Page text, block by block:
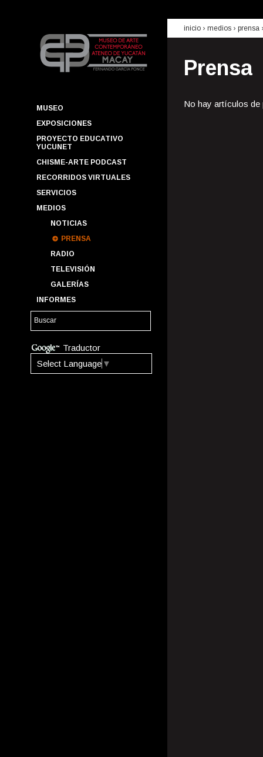
MUSEO
EXPOSICIONES
PROYECTO EDUCATIVO
YUCUNET
CHISME-ARTE PODCAST
RECORRIDOS VIRTUALES
SERVICIOS
MEDIOS
NOTICIAS
PRENSA
RADIO
TELEVISIÓN
GALERÍAS
INFORMES
Traductor
Select Language ▼
inicio › medios › prensa
Prensa
No hay artículos de